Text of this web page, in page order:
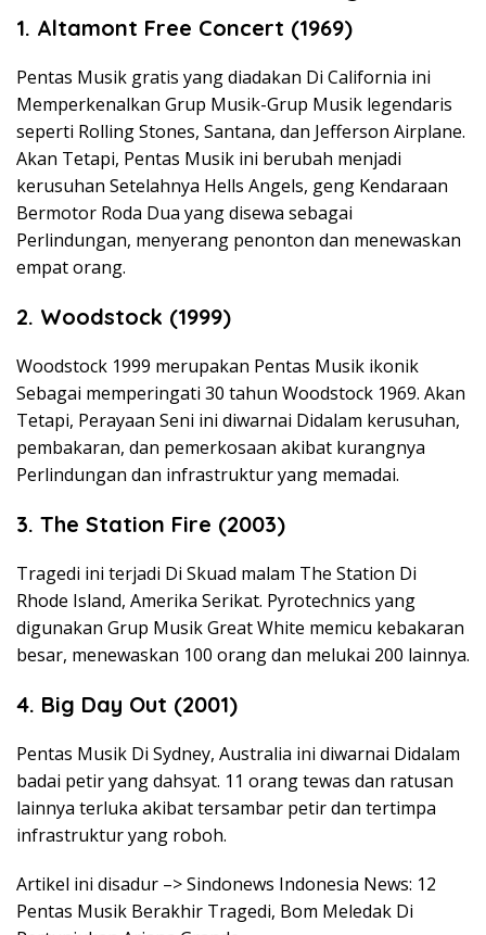
1. Altamont Free Concert (1969)
Pentas Musik gratis yang diadakan Di California ini
Memperkenalkan Grup Musik-Grup Musik legendaris
seperti Rolling Stones, Santana, dan Jefferson Airplane.
Akan Tetapi, Pentas Musik ini berubah menjadi
kerusuhan Setelahnya Hells Angels, geng Kendaraan
Bermotor Roda Dua yang disewa sebagai
Perlindungan, menyerang penonton dan menewaskan
empat orang.
2. Woodstock (1999)
Woodstock 1999 merupakan Pentas Musik ikonik
Sebagai memperingati 30 tahun Woodstock 1969. Akan
Tetapi, Perayaan Seni ini diwarnai Didalam kerusuhan,
pembakaran, dan pemerkosaan akibat kurangnya
Perlindungan dan infrastruktur yang memadai.
3. The Station Fire (2003)
Tragedi ini terjadi Di Skuad malam The Station Di
Rhode Island, Amerika Serikat. Pyrotechnics yang
digunakan Grup Musik Great White memicu kebakaran
besar, menewaskan 100 orang dan melukai 200 lainnya.
4. Big Day Out (2001)
Pentas Musik Di Sydney, Australia ini diwarnai Didalam
badai petir yang dahsyat. 11 orang tewas dan ratusan
lainnya terluka akibat tersambar petir dan tertimpa
infrastruktur yang roboh.
Artikel ini disadur –> Sindonews Indonesia News: 12
Pentas Musik Berakhir Tragedi, Bom Meledak Di